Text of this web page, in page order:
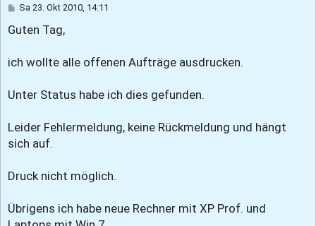
B
i
a
Sa 23. Okt 2010, 14:11
Guten Tag,
ich wollte alle offenen Aufträge ausdrucken.
Unter Status habe ich dies gefunden.
Leider Fehlermeldung, keine Rückmeldung und hängt
sich auf.
Druck nicht möglich.
Übrigens ich habe neue Rechner mit XP Prof. und